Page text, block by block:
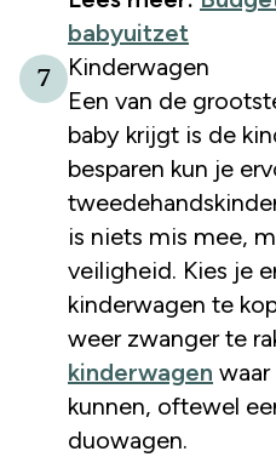
babyuitzet
7
Kinderwagen
Een van de
baby krijgt is de
besparen kun je
is niets mis mee,
veiligheid. Kies je
kinderwagen te
weer zwanger te
kinderwagen
kunnen, oftewel
duowagen.